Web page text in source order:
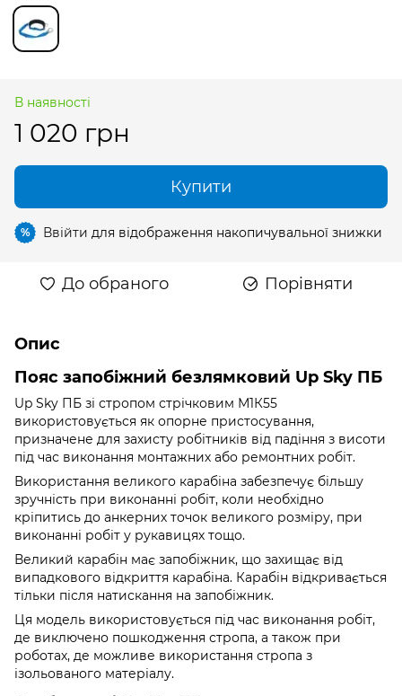
В наявності
1 020 грн
Купити
% Ввійти для відображення накопичувальної знижки
До обраного Порівняти
Опис
Пояс запобіжний безлямковий Up Sky ПБ
Up Sky ПБ зі стропом стрічковим М1К55
використовується як опорне пристосування,
призначене для захисту робітників від падіння з висоти
під час виконання монтажних або ремонтних робіт.
Використання великого карабіна забезпечує більшу
зручність при виконанні робіт, коли необхідно
кріпитись до анкерних точок великого розміру, при
виконанні робіт у рукавицях тощо.
Великий карабін має запобіжник, що захищає від
випадкового відкриття карабіна. Карабін відкривається
тільки після натискання на запобіжник.
Ця модель використовується під час виконання робіт,
де виключено пошкодження стропа, а також при
роботах, де можливе використання стропа з
ізольованого матеріалу.